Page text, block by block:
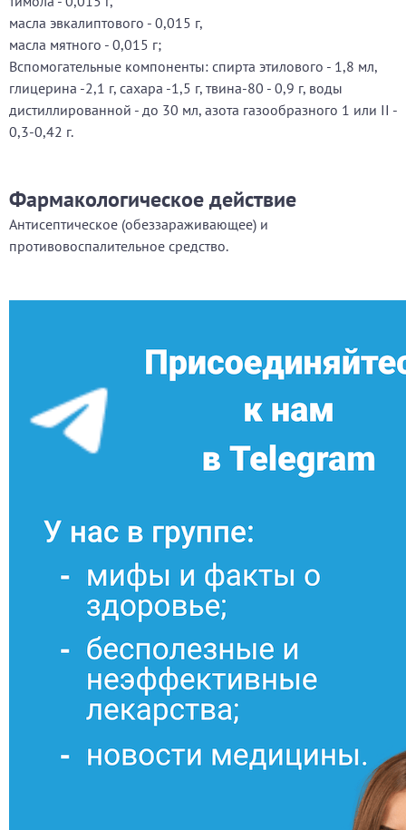
масла эвкалиптового - 0,015 г,
масла мятного - 0,015 г;
Вспомогательные компоненты: спирта этилового - 1,8 мл,
глицерина -2,1 г, сахара -1,5 г, твина-80 - 0,9 г, воды
дистиллированной - до 30 мл, азота газообразного 1 или II -
0,3-0,42 г.
Фармакологическое действие
Антисептическое (обеззараживающее) и
противовоспалительное средство.